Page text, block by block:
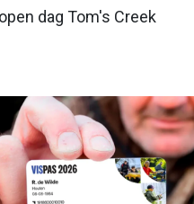
dag Tom's Creek